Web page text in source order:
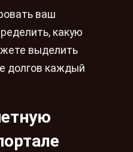
ваш
какую
выделить
долгов каждый